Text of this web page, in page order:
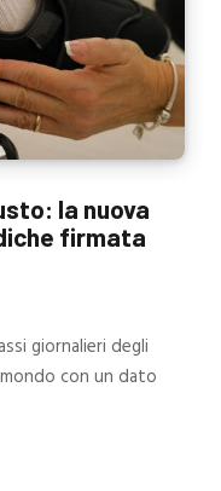
la nuova
firmata
giornalieri degli
con un dato